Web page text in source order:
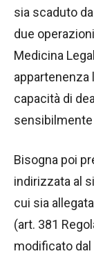
sia scaduto
due
Medicina
capacità di
Bisogna poi
indirizzata al
cui sia
(art. 381
modificato dal